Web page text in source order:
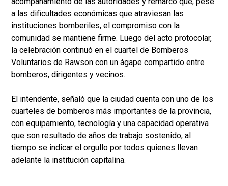
a las dificultades económicas que atraviesan las
instituciones bomberiles, el compromiso con la
comunidad se mantiene firme. Luego del acto protocolar,
la celebración continuó en el cuartel de Bomberos
Voluntarios de Rawson con un ágape compartido entre
bomberos, dirigentes y vecinos.
El intendente, señaló que la ciudad cuenta con uno de los
cuarteles de bomberos más importantes de la provincia,
con equipamiento, tecnología y una capacidad operativa
que son resultado de años de trabajo sostenido, al
tiempo se indicar el orgullo por todos quienes llevan
adelante la institución capitalina.